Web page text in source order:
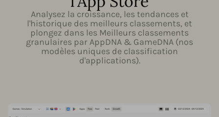
Analysez la croissance, les tendances et
l'historique des meilleurs classements, et
plongez dans les Meilleurs classements
granulaires par AppDNA & GameDNA (nos
modèles uniques de classification
d'applications).